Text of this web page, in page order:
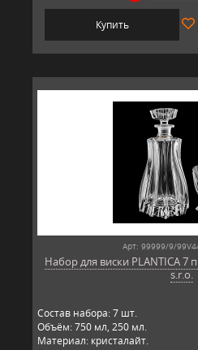
Купить
Арт: 99999/9/
Набор для виски PLANTICA 7
s.r.o.
Состав набора: 7 шт.
Объём: 750 мл, 250 мл.
Материал: кристалайт.